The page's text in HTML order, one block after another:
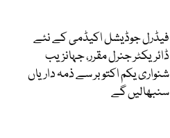
فیڈرل جوڈیشل اکیڈمی کے نئے
ڈائریکٹر جنرل مقرر، جہانزیب
شنواری یکم اکتوبر سے ذمہ داریاں
سنبھالیں گے